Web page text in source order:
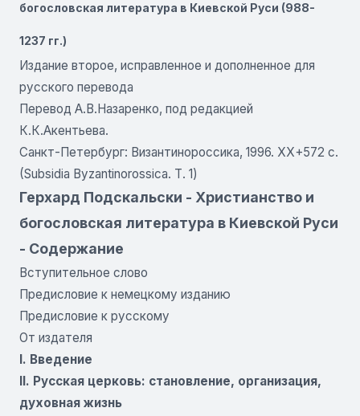
богословская литература в Киевской Руси (988-
1237 гг.)
Издание второе, исправленное и дополненное для
русского перевода
Перевод А.В.Назаренко, под редакцией
К.К.Акентьева.
Санкт-Петербург: Византинороссика, 1996. ХХ+572 с.
(Subsidia Byzantinorossica. Т. 1)
Герхард Подскальски - Христианство и
богословская литература в Киевской Руси
- Содержание
Вступительное слово
Предисловие к немецкому изданию
Предисловие к русскому
От издателя
I. Введение
II. Русская церковь: становление, организация,
духовная жизнь